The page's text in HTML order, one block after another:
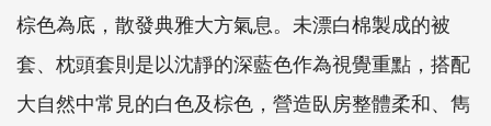
棕色為底，散發典雅大方氣息。未漂白棉製成的被
套、枕頭套則是以沈靜的深藍色作為視覺重點，搭配
大自然中常見的白色及棕色，營造臥房整體柔和、雋